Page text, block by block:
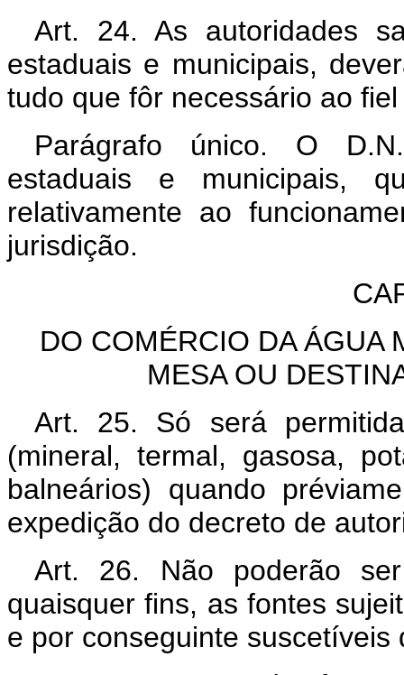
Art. 24. As autoridades
estaduais e municipais,
tudo que fôr necessário ao
Parágrafo único. O
estaduais e municipais,
relativamente ao
jurisdição.
DO COMÉRCIO DA ÁGUA
MESA OU
Art. 25. Só será
(mineral, termal, gasosa,
balneários) quando
expedição do decreto de
Art. 26. Não poderão ser
quaisquer fins, as fontes
e por conseguinte suscetíveis